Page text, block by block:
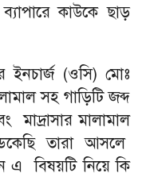
কাউকে ছাড়
ইনচার্জ (ওসি) মোঃ
সহ গাড়িটি জব্দ
মাদ্রাসার মালামাল
তারা আসলে
এ বিষয়টি নিয়ে কি